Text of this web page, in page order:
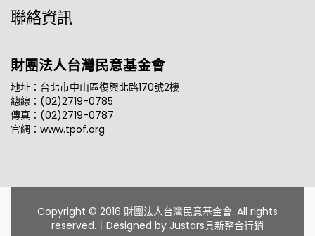
聯絡資訊
財團法人台灣民意基金會
地址：台北市中山區復興北路170號2樓
總線：(02)2719-0785
傳真：(02)2719-0787
官網：www.tpof.org
Copyright © 2016 財團法人台灣民意基金會. All rights
reserved.｜Designed by Justars具新整合行銷